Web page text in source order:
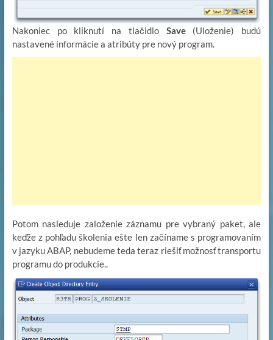
Nakoniec po kliknutí na tlačidlo Save(Uloženie) budú
nastavené informácie a atribúty pre nový program.
Potom nasleduje založenie záznamu pre vybraný paket, ale
keďže z pohľadu školenia ešte len začíname s programovaním
v jazyku ABAP, nebudeme teda teraz riešiť možnosť transportu
programu do produkcie..